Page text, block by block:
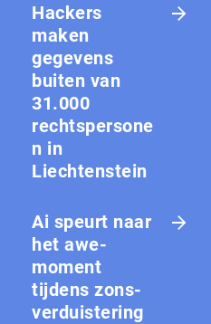
Hackers
maken
gegevens
buiten van
31.000
rechtspersone
n in
Liechtenstein
Ai speurt naar
het awe-
moment
tijdens zons­
ver­duis­te­ring